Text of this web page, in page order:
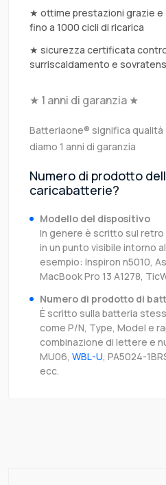
★ ottime prestazioni grazie
fino a 1000 cicli di ricarica
★ sicurezza certificata
surriscaldamento e
★ 1 anni di garanzia ★
Batteriaone® significa
diamo 1 anni di garanzia
Numero di prodotto
caricabatterie?
Modello del dispositivo
In genere è scritto sul
in un punto visibile intorno
esempio: Inspiron n5010,
MacBook Pro 13 A1278,
Numero di prodotto di
È scritto sulla batteria
come P/N, Type, Model e
combinazione di lettere e
MU06, WBL-U, PA5024-
ecc.